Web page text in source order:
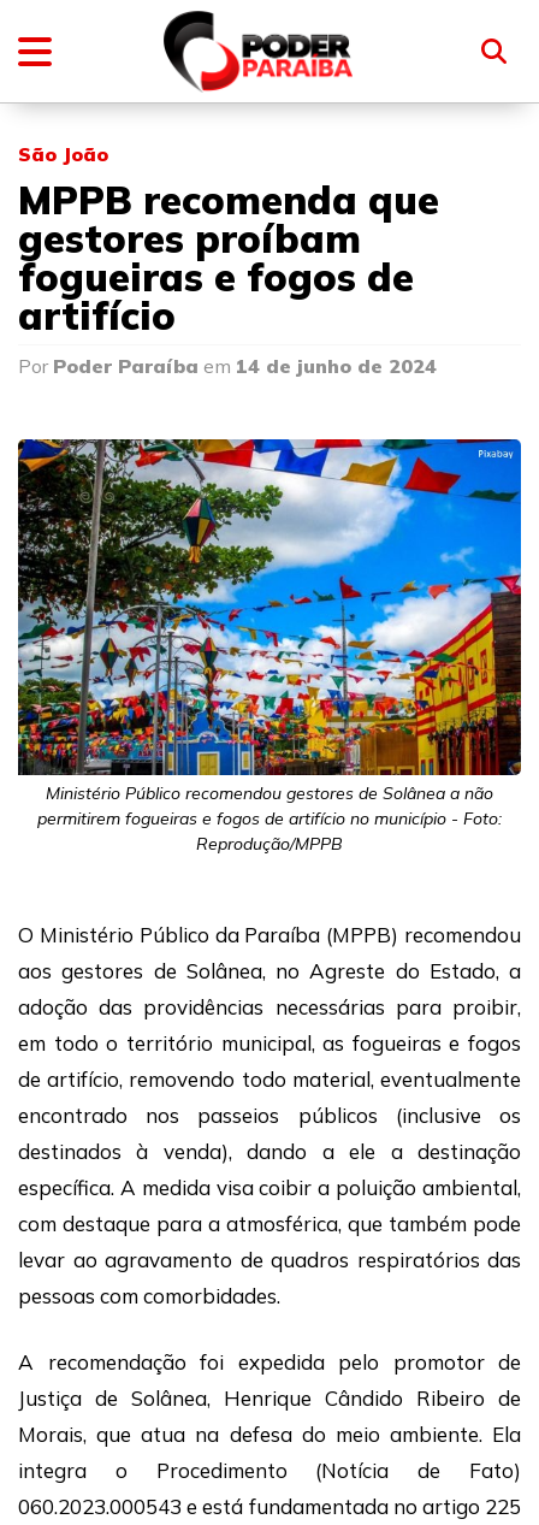
São João
MPPB recomenda que
gestores proíbam
fogueiras e fogos de
artifício
Por Poder Paraíba em 14 de junho de 2024
Ministério Público recomendou gestores de Solânea a não
permitirem fogueiras e fogos de artifício no município - Foto:
Reprodução/MPPB
O Ministério Público da Paraíba (MPPB) recomendou
aos gestores de Solânea, no Agreste do Estado, a
adoção das providências necessárias para proibir,
em todo o território municipal, as fogueiras e fogos
de artifício, removendo todo material, eventualmente
encontrado nos passeios públicos (inclusive os
destinados à venda), dando a ele a destinação
específica. A medida visa coibir a poluição ambiental,
com destaque para a atmosférica, que também pode
levar ao agravamento de quadros respiratórios das
pessoas com comorbidades.
A recomendação foi expedida pelo promotor de
Justiça de Solânea, Henrique Cândido Ribeiro de
Morais, que atua na defesa do meio ambiente. Ela
integra o Procedimento (Notícia de Fato)
060.2023.000543 e está fundamentada no artigo 225